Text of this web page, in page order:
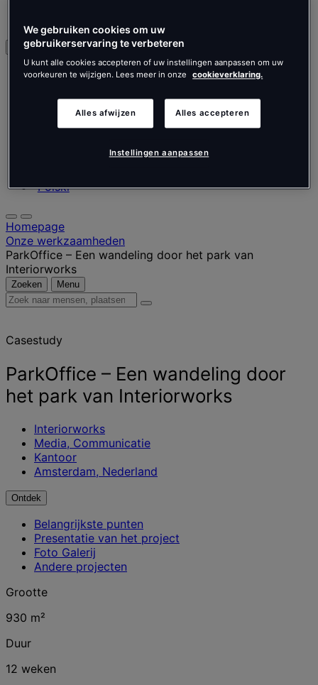
English
Deutsch
Nederlands
Español
Polski
Homepage
Onze werkzaamheden
ParkOffice – Een wandeling door het park van
Interiorworks
Zoeken Menu
Zoek
plaatsen,
en
inzichten
Casestudy
ParkOffice – Een wandeling door
het park van Interiorworks
Interiorworks
Media, Communicatie
Kantoor
Amsterdam, Nederland
Ontdek
Belangrijkste punten
Presentatie van het project
Foto Galerij
Andere projecten
Grootte
930 m²
Duur
12 weken
We gebruiken cookies om uw
gebruikerservaring te verbeteren
U kunt alle cookies accepteren of uw instellingen aanpassen om uw
voorkeuren te wijzigen. Lees meer in onze
cookieverklaring.
Alles afwijzen Alles accepteren
Instellingen aanpassen